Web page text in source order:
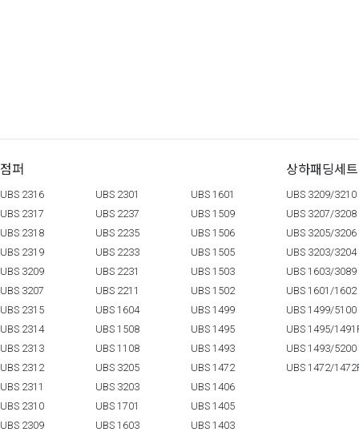
점퍼
UBS 2316
UBS 2317
UBS 2318
UBS 2319
UBS 3209
UBS 3207
UBS 2315
UBS 2314
UBS 2313
UBS 2312
UBS 2311
UBS 2310
UBS 2309
UBS 2301
UBS 2237
UBS 2235
UBS 2233
UBS 2231
UBS 2211
UBS 1604
UBS 1508
UBS 1108
UBS 3205
UBS 3203
UBS 1701
UBS 1603
UBS 1601
UBS 1509
UBS 1506
UBS 1505
UBS 1503
UBS 1502
UBS 1499
UBS 1495
UBS 1493
UBS 1472
UBS 1406
UBS 1405
UBS 1403
상하패딩세트
UBS 3209/3210
UBS 3207/3208
UBS 3205/3206
UBS 3203/3204
UBS 1603/3089
UBS 1601/1602
UBS 1499/5100
UBS 1495/
UBS 1493/5200
UBS 1472/